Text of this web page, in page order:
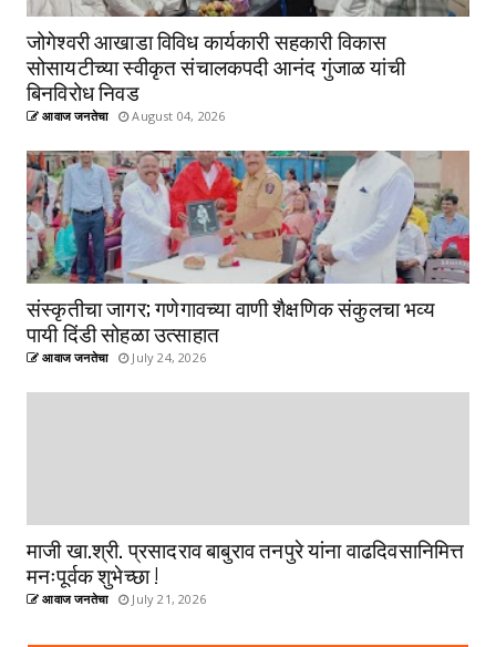
जोगेश्वरी आखाडा विविध कार्यकारी सहकारी विकास
सोसायटीच्या स्वीकृत संचालकपदी आनंद गुंजाळ यांची
बिनविरोध निवड
आवाज जनतेचा August 04, 2026
संस्कृतीचा जागर; गणेगावच्या वाणी शैक्षणिक संकुलचा भव्य
पायी दिंडी सोहळा उत्साहात
आवाज जनतेचा July 24, 2026
माजी खा.श्री. प्रसादराव बाबुराव तनपुरे यांना वाढदिवसानिमित्त
मनःपूर्वक शुभेच्छा !
आवाज जनतेचा July 21, 2026